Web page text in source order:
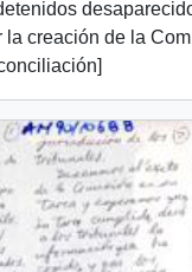
la creación de la